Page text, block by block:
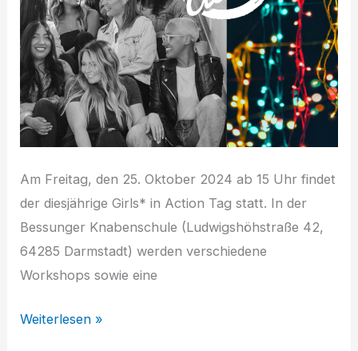
Am Freitag, den 25. Oktober 2024 ab 15 Uhr findet
der diesjährige Girls* in Action Tag statt. In der
Bessunger Knabenschule (Ludwigshöhstraße 42,
64285 Darmstadt) werden verschiedene
Workshops sowie eine
Girls*
Weiterlesen »